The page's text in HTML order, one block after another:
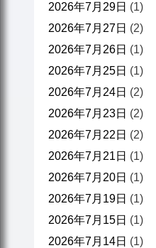
2026年7月29日 (1)
2026年7月27日 (2)
2026年7月26日 (1)
2026年7月25日 (1)
2026年7月24日 (2)
2026年7月23日 (2)
2026年7月22日 (2)
2026年7月21日 (1)
2026年7月20日 (1)
2026年7月19日 (1)
2026年7月15日 (1)
2026年7月14日 (1)